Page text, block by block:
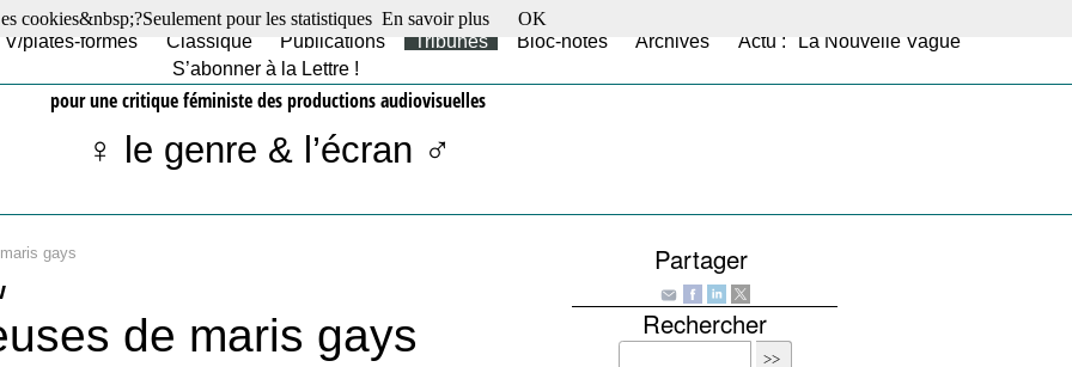
plates-formes Classique Publications Tribunes Bloc-notes Archives
Actu : "La Nouvelle Vague"
S’abonner à la Lettre !
pour une critique féministe des productions audiovisuelles
♀ le genre & l’écran ♂
gays
de maris gays
Partager
Rechercher
cookies&nbsp;?Seulement pour les statistiques En savoir plus OK